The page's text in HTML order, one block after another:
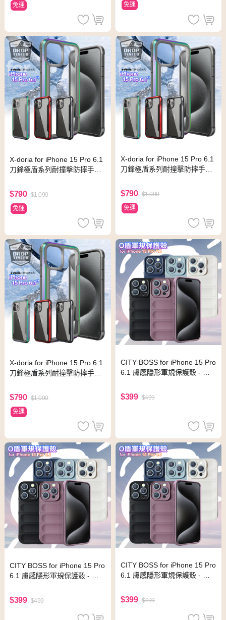
免運
免運
X-doria for iPhone 15 Pro 6.1
刀鋒極盾系列耐撞擊防摔手機
$790 $1,090
免運
X-doria for iPhone 15 Pro 6.1
刀鋒極盾系列耐撞擊防摔手機
$790 $1,090
免運
X-doria for iPhone 15 Pro 6.1
刀鋒極盾系列耐撞擊防摔手機
$790 $1,090
免運
CITY BOSS for iPhone 15 Pro
6.1 膚感隱形軍規保護殼 - 紫
$399 $499
CITY BOSS for iPhone 15 Pro
6.1 膚感隱形軍規保護殼 - 白
$399 $499
CITY BOSS for iPhone 15 Pro
6.1 膚感隱形軍規保護殼 - 黑
$399 $499